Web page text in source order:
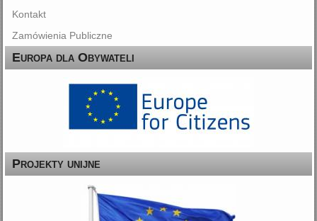
Kontakt
Zamówienia Publiczne
Europa dla Obywateli
Projekty unijne